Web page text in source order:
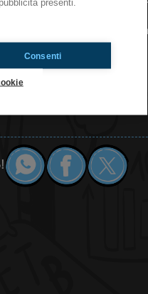
alcuni videogiochi
presenti.
Consenti